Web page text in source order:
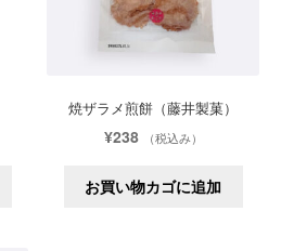
焼ザラメ煎餅（藤井製菓）
¥238 （税込み）
お買い物カゴに追加